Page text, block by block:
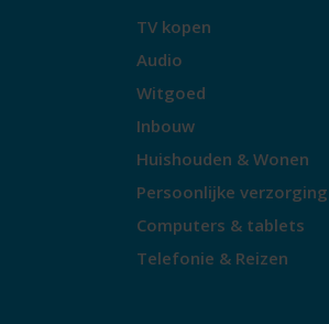
TV kopen
Audio
Witgoed
Inbouw
Huishouden & Wonen
Persoonlijke verzorging
Computers & tablets
Telefonie & Reizen